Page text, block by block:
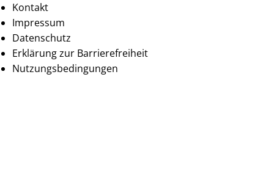
Kontakt
Impressum
Datenschutz
Erklärung zur Barrierefreiheit
Nutzungsbedingungen